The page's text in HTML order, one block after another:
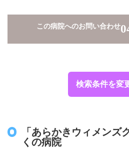
検索条件を変
この病院へのお問い合わせ
「あらかきウィメンズ
くの病院